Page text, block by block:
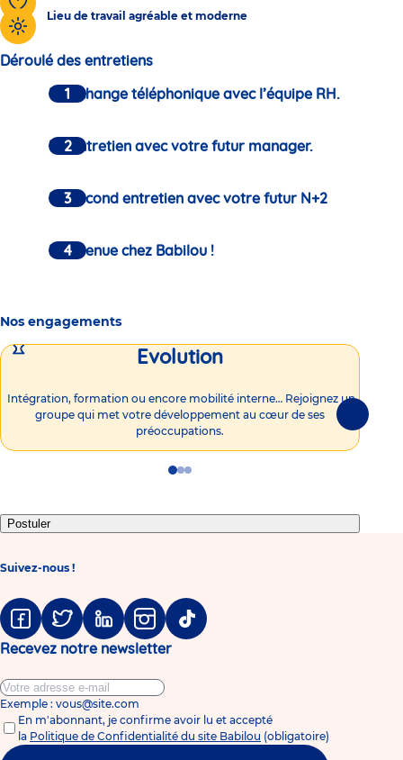
Lieu de travail agréable et moderne
Déroulé des entretiens
Un échange téléphonique avec l’équipe RH.
Un entretien avec votre futur manager.
Un second entretien avec votre futur N+2
Bienvenue chez Babilou !
Nos engagements
Evolution
Intégration, formation ou encore mobilité interne… Rejoignez un
groupe qui met votre développement au cœur de ses
préoccupations.
Go
1
Go
2
Go
3
Postuler
Suivez-nous !
FacebookTwitter LinkedinInstagramTiktok
Recevez notre newsletter
Exemple : vous@site.com
En m'abonnant, je confirme avoir lu et accepté
la Politique de Confidentialité du site Babilou (obligatoire)